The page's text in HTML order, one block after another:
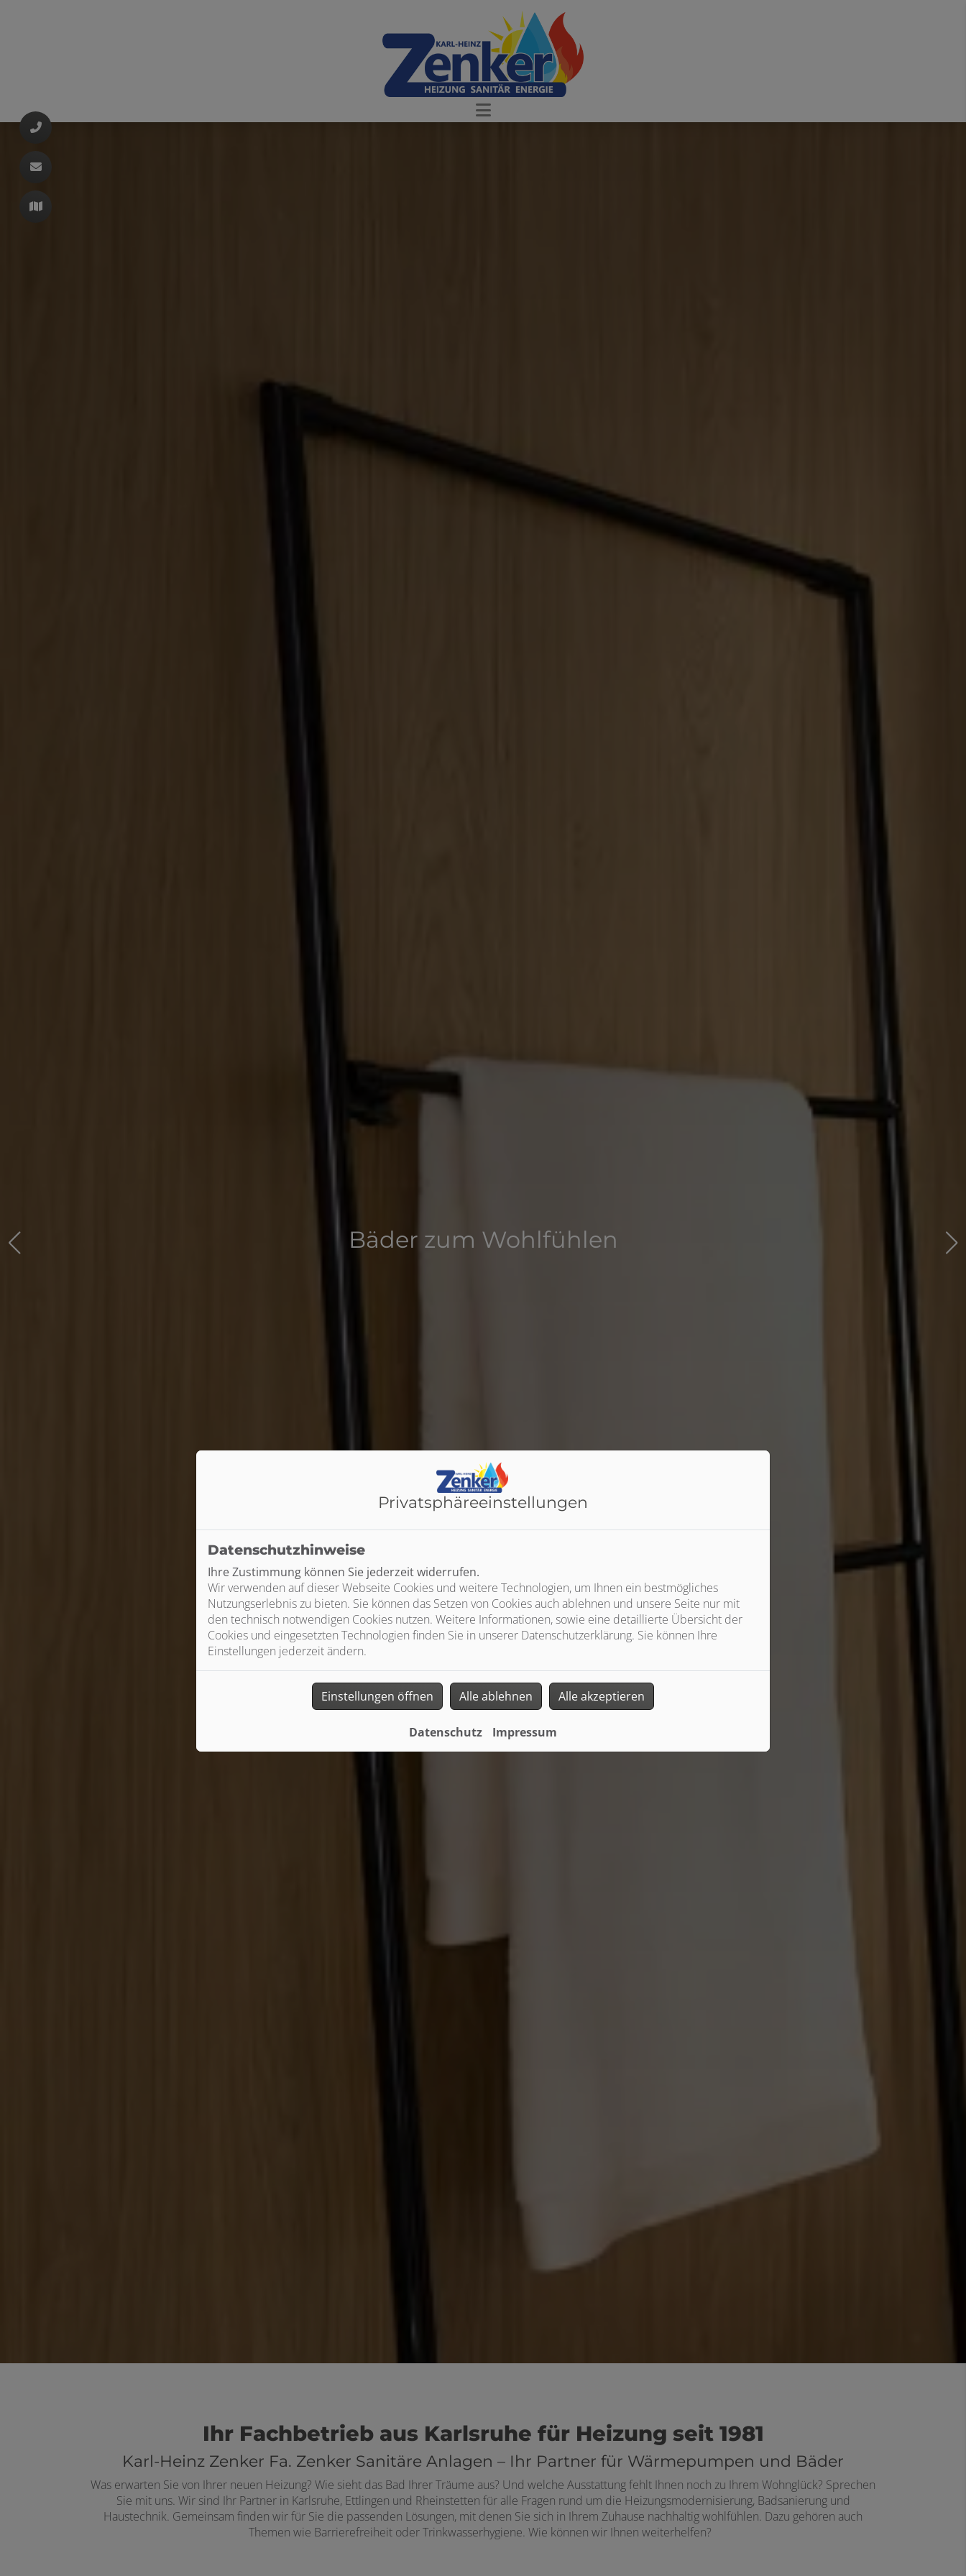
Bäder zum Wohlfühlen
Ihr Fachbetrieb aus Karlsruhe für Heizung seit 1981
Karl-Heinz Zenker Fa. Zenker Sanitäre Anlagen – Ihr Partner für Wärmepumpen und Bäder
Was erwarten Sie von Ihrer neuen Heizung? Wie sieht das Bad Ihrer Träume aus? Und welche Ausstattung fehlt Ihnen noch zu Ihrem Wohnglück? Sprechen
Sie mit uns. Wir sind Ihr Partner in Karlsruhe, Ettlingen und Rheinstetten für alle Fragen rund um die Heizungsmodernisierung, Badsanierung und
Haustechnik. Gemeinsam finden wir für Sie die passenden Lösungen, mit denen Sie sich in Ihrem Zuhause nachhaltig wohlfühlen. Dazu gehören auch
Themen wie Barrierefreiheit oder Trinkwasserhygiene. Wie können wir Ihnen weiterhelfen?
Privatsphäre­einstellungen
Datenschutzhinweise
Ihre Zustimmung können Sie jederzeit widerrufen.
Wir verwenden auf dieser Webseite Cookies und weitere Technologien, um Ihnen ein bestmögliches
Nutzungserlebnis zu bieten. Sie können das Setzen von Cookies auch ablehnen und unsere Seite nur mit
den technisch notwendigen Cookies nutzen. Weitere Informationen, sowie eine detaillierte Übersicht der
Cookies und eingesetzten Technologien finden Sie in unserer Datenschutzerklärung. Sie können Ihre
Einstellungen jederzeit ändern.
Einstellungen öffnen Alle ablehnen Alle akzeptieren
Datenschutz Impressum